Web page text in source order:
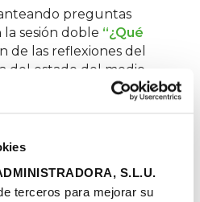
S.L.U.
terceros para mejorar su
preguntas
la sesión doble “¿Qué
de las reflexiones del
del estado del medio
consecuencias de las
que afectan a nuestro
cada curso diferentes
la clase fuera del aula
la que, a través de la